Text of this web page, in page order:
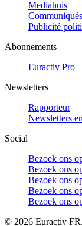
Mediahuis
Publicité
Abonnements
Euractiv Pro
Newsletters
Rapporteur
Newsletters
Social
Bezoek ons
Bezoek ons
Bezoek ons
Bezoek ons
Bezoek ons
© 2026 Euractiv